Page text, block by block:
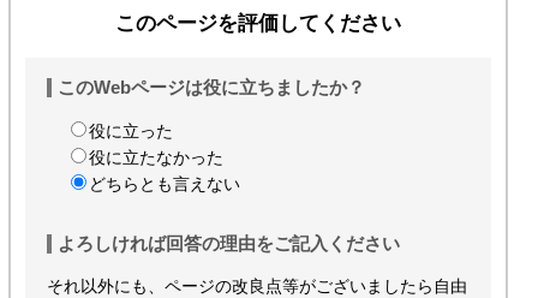
このページを評価してください
このWebページは役に立ちましたか？
役に立った
役に立たなかった
どちらとも言えない
よろしければ回答の理由をご記入ください
それ以外にも、ページの改良点等がございましたら自由